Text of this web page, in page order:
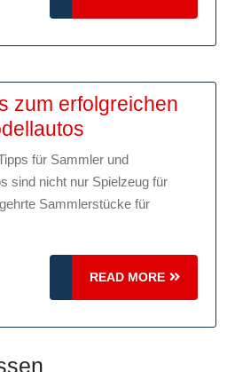
MORE
zum erfolgreichen
und
Tricks
zum
Verkauf
von
Modellautos
für Sammler und
sind nicht nur Spielzeug für
Sammlerstücke für
READ MORE
READ
MORE